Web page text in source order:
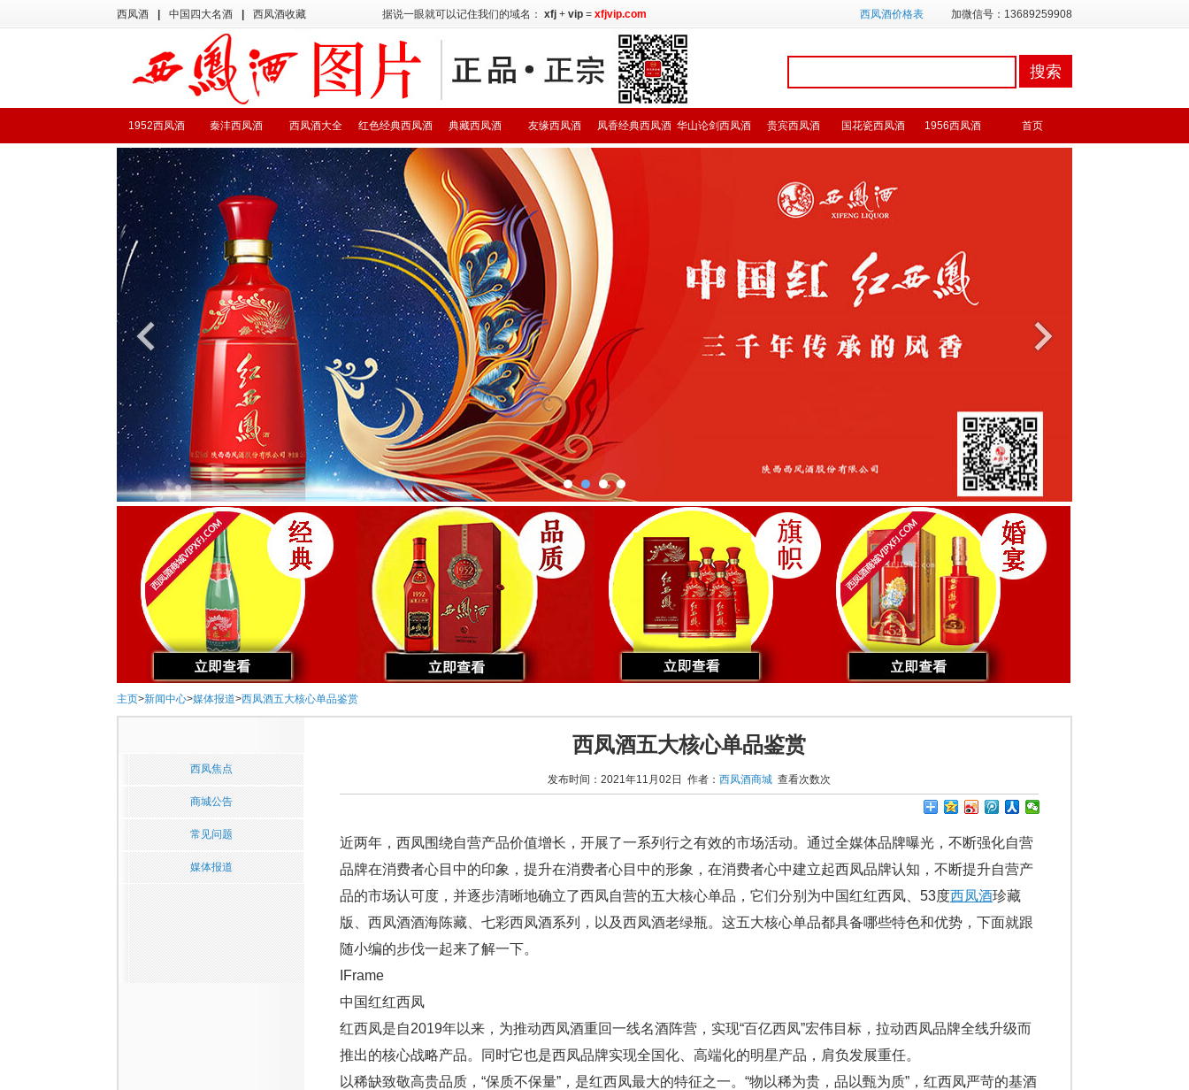
西凤酒 中国四大名酒 西凤酒收藏 据说一眼就可以记住我们的域名： xfj + vip = xfjvip.com 西凤酒价格表 加微信号：13689259908
首页
1956西凤酒
国花瓷西凤酒
贵宾西凤酒
华山论剑西凤酒
凤香经典西凤酒
友缘西凤酒
典藏西凤酒
红色经典西凤酒
西凤酒大全
秦沣西凤酒
1952西凤酒
主页>新闻中心>媒体报道>西凤酒五大核心单品鉴赏
西凤焦点
商城公告
常见问题
媒体报道
西凤酒五大核心单品鉴赏
发布时间：2021年11月02日 作者： 西凤酒商城 查看次数次
近两年，西凤围绕自营产品价值增长，开展了一系列行之有效的市场活动。通过全媒体品牌曝光，不断强化自营
品牌在消费者心目中的印象，提升在消费者心目中的形象，在消费者心中建立起西凤品牌认知，不断提升自营产
品的市场认可度，并逐步清晰地确立了西凤自营的五大核心单品，它们分别为中国红红西凤、53度西凤酒珍藏
版、西凤酒酒海陈藏、七彩西凤酒系列，以及西凤酒老绿瓶。这五大核心单品都具备哪些特色和优势，下面就跟
随小编的步伐一起来了解一下。
IFrame
中国红红西凤
红西凤是自2019年以来，为推动西凤酒重回一线名酒阵营，实现“百亿西凤”宏伟目标，拉动西凤品牌全线升级而
推出的核心战略产品。同时它也是西凤品牌实现全国化、高端化的明星产品，肩负发展重任。
以稀缺致敬高贵品质，“保质不保量”，是红西凤最大的特征之一。“物以稀为贵，品以甄为质”，红西凤严苛的基酒